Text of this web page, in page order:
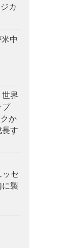
カ
中
世界
プ
か
す
ッセ
に製